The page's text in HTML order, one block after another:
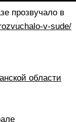
прозвучало в
v-sude/
области